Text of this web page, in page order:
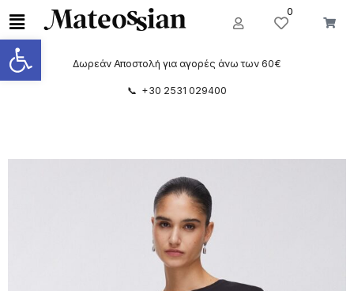
Ανοίξτε τη γραμμή εργαλείων
0
Δωρεάν Αποστολή για αγορές άνω των 60€
📞 +30 2531 029400